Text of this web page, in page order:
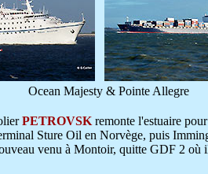
Ocean Majesty & Pointe Allegre
PETROVSK remonte l'estuaire
Sture Oil en Norvège, puis
venu à Montoir, quitte GDF 2